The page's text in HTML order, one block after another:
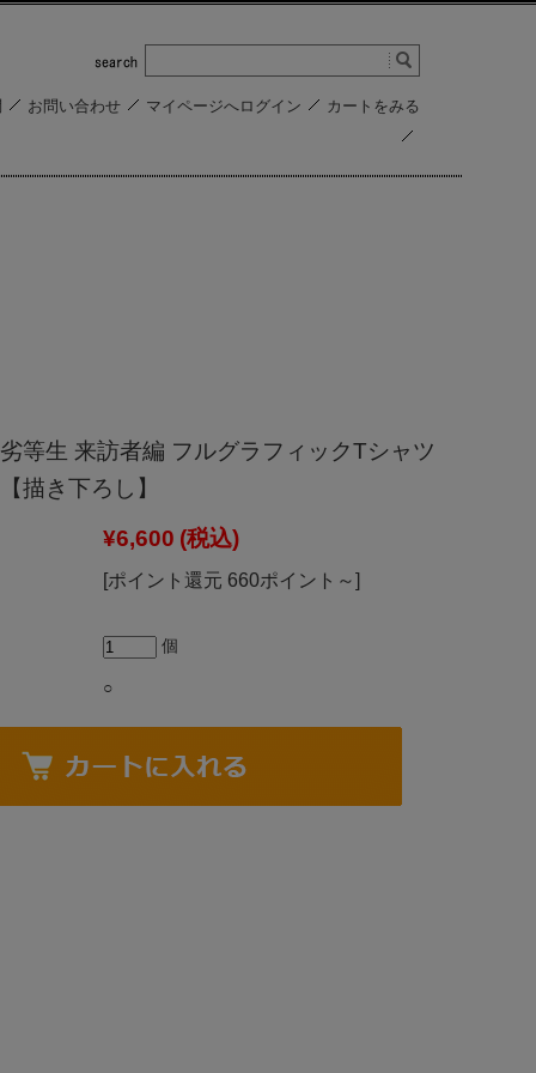
お問い合わせ マイページへログイン カートをみる
等生 来訪者編 フルグラフィックTシャツ
描き下ろし】
¥6,600 (税込)
[ポイント還元 660ポイント～]
個
○